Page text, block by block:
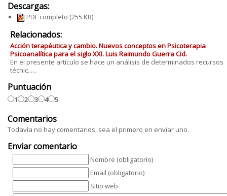
Descargas:
PDF completo (255 KB)
Relacionados:
Acción terapéutica y cambio. Nuevos conceptos en Psicoterapia
Psicoanalítica para el siglo XXI. Luis Raimundo Guerra Cid.
En el presente artículo se hace un análisis de determinados recursos
técnic......
Puntuación
1 2 3 4 5
Comentarios
Todavía no hay comentarios, sea el primero en enviar uno.
Enviar comentario
Nombre (obligatorio)
Email (obligatorio)
Sitio web